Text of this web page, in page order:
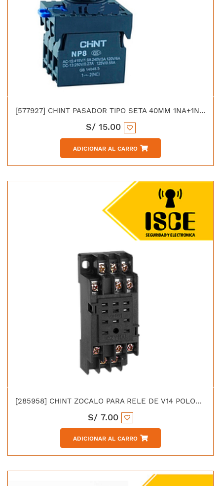
[577927] CHINT PASADOR TIPO SETA 40MM 1NA+1NC VERDE
S/ 15.00
ADICIONAR AL CARRO
[285958] CHINT ZOCALO PARA RELE DE V14 POLOS PARA JZX 22F D/4Z
S/ 7.00
ADICIONAR AL CARRO